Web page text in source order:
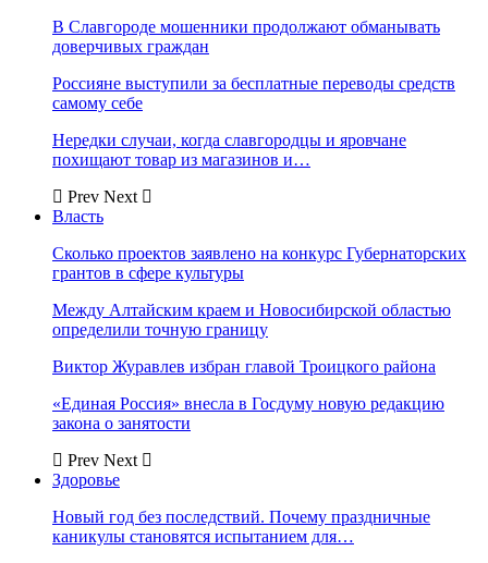
В Славгороде мошенники продолжают обманывать
доверчивых граждан
Россияне выступили за бесплатные переводы средств
самому себе
Нередки случаи, когда славгородцы и яровчане
похищают товар из магазинов и…
Prev Next
Власть
Сколько проектов заявлено на конкурс Губернаторских
грантов в сфере культуры
Между Алтайским краем и Новосибирской областью
определили точную границу
Виктор Журавлев избран главой Троицкого района
«Единая Россия» внесла в Госдуму новую редакцию
закона о занятости
Prev Next
Здоровье
Новый год без последствий. Почему праздничные
каникулы становятся испытанием для…